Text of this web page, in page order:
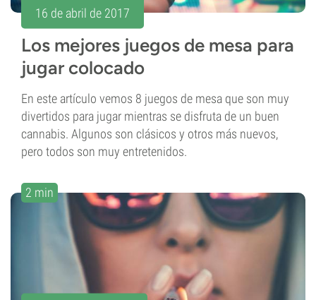
16 de abril de 2017
Los mejores juegos de mesa para
jugar colocado
En este artículo vemos 8 juegos de mesa que son muy
divertidos para jugar mientras se disfruta de un buen
cannabis. Algunos son clásicos y otros más nuevos,
pero todos son muy entretenidos.
2 min